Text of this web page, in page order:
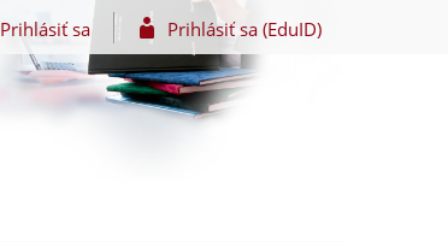
Prihlásiť sa Prihlásiť sa (EduID)